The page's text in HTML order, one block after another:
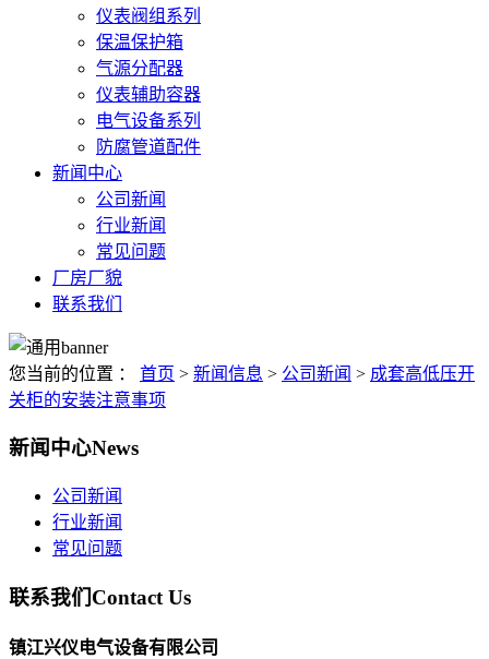
仪表阀组系列
保温保护箱
气源分配器
仪表辅助容器
电气设备系列
防腐管道配件
新闻中心
公司新闻
行业新闻
常见问题
厂房厂貌
联系我们
您当前的位置 ： 首页 > 新闻信息 > 公司新闻 > 成套高低压开
关柜的安装注意事项
新闻中心News
公司新闻
行业新闻
常见问题
联系我们Contact Us
镇江兴仪电气设备有限公司